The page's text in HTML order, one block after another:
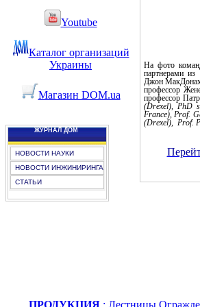
Youtube
Каталог организаций
Украины
Магазин DOM.ua
ЖУРНАЛ ДОМ
НОВОСТИ НАУКИ
НОВОСТИ ИНЖИНИРИНГА
СТАТЬИ
На фото
партнерами
Джон
профессор
профессор
(Drexel), PhD
France), Prof.
(Drexel), Prof.
ПРОДУКЦИЯ: Лестницы